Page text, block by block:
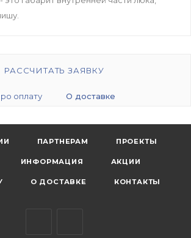
РАССЧИТАТЬ ЗАЯВКУ
оплату О доставке
ПАРТНЕРАМ ПРОЕКТЫ
ИНФОРМАЦИЯ АКЦИИ
О ДОСТАВКЕ КОНТАКТЫ